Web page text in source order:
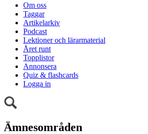
Om oss
Taggar
Artikelarkiv
Podcast
Lektioner och lärarmaterial
Året runt
Topplistor
Annonsera
Quiz & flashcards
Logga in
Ämnesområden